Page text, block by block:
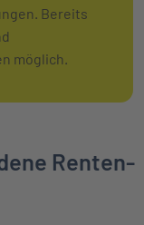
Bereits
möglich.
Renten­